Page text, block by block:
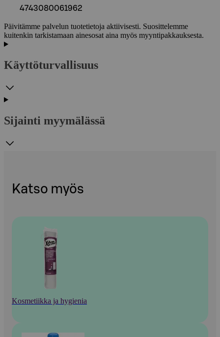
4743080061962
Päivitämme palvelun tuotetietoja aktiivisesti. Suosittelemme
kuitenkin tarkistamaan ainesosat aina myös myyntipakkauksesta.
Käyttöturvallisuus
Sijainti myymälässä
Katso myös
Kosmetiikka ja hygienia